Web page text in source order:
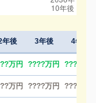
年後 3年後 4年後
万円 ????万円 ????万円
万円 ????万円 ????万円